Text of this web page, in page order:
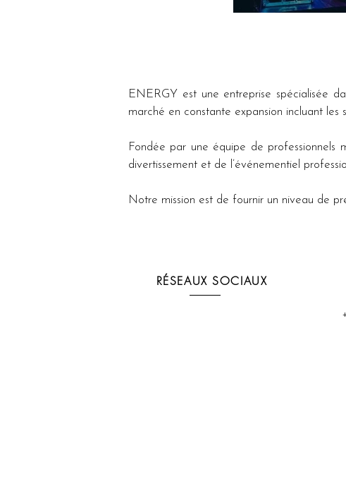
ENERGY est une entreprise spécialisée
marché en constante expansion incluant les
Fondée par une équipe de professionnels
divertissement et de l’événementiel
Notre mission est de fournir un niveau de
RÉSEAUX SOCIAUX